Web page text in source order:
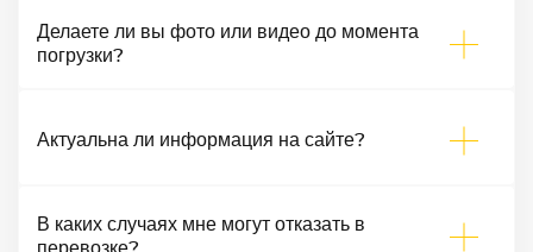
Делаете ли вы фото или видео до момента
погрузки?
Актуальна ли информация на сайте?
В каких случаях мне могут отказать в